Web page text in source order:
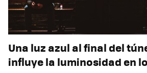
Una luz azul al final del
influye la luminosidad en